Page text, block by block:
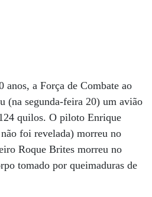
anos, a Força de Combate ao
(na segunda-feira 20) um avião
quilos. O piloto Enrique
foi revelada) morreu no
Roque Brites morreu no
tomado por queimaduras de